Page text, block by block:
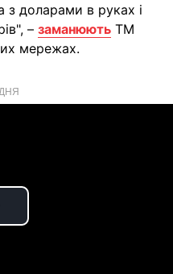
з доларами в руках і
– заманюють TM
мережах.